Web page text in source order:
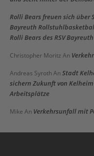
Rolli Bears freuen sich über
Bayreuth
Rolli Bears des RSV Bayreuth
Christopher Moritz An
Andreas Syroth An Stadt
sichern Zukunft von
Arbeitsplätze
Mike An Verkehrsunfall mit